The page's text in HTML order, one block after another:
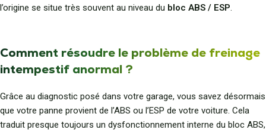
l’origine se situe très souvent au niveau du bloc ABS / ESP.
Comment résoudre le problème de freinage
intempestif anormal ?
Grâce au diagnostic posé dans votre garage, vous savez désormais
que votre panne provient de l’ABS ou l’ESP de votre voiture. Cela
traduit presque toujours un dysfonctionnement interne du bloc ABS,